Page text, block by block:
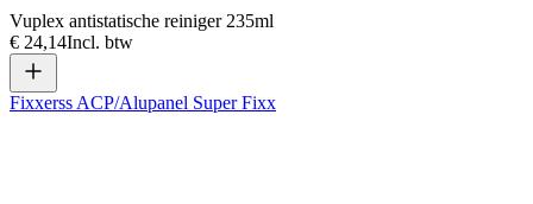
Vuplex antistatische reiniger 235ml
€ 24,14Incl. btw
Fixxerss ACP/Alupanel Super Fixx